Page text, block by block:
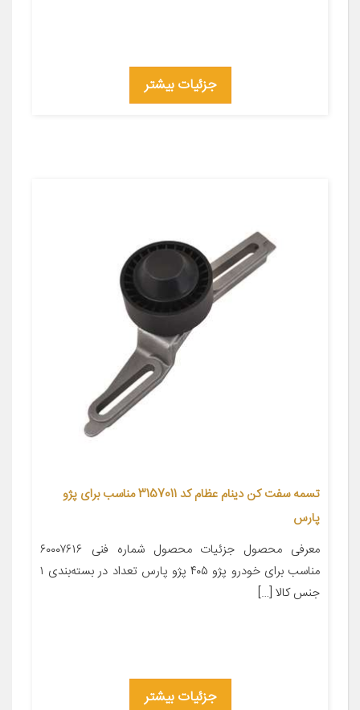
جزئیات بیشتر
تسمه سفت کن دینام عظام کد 3157011 مناسب برای پژو
پارس
معرفی محصول جزئیات محصول شماره فنی ۶۰۰۰۷۶۱۶
مناسب برای خودرو پژو ۴۰۵ پژو پارس تعداد در بسته‌بندی ۱
جنس کالا […]
جزئیات بیشتر